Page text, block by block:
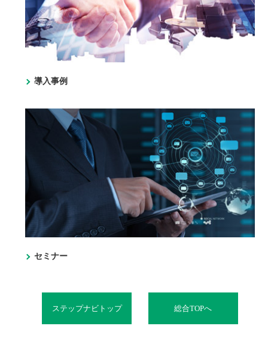
導入事例
セミナー
ステップナビトップ 総合TOPへ